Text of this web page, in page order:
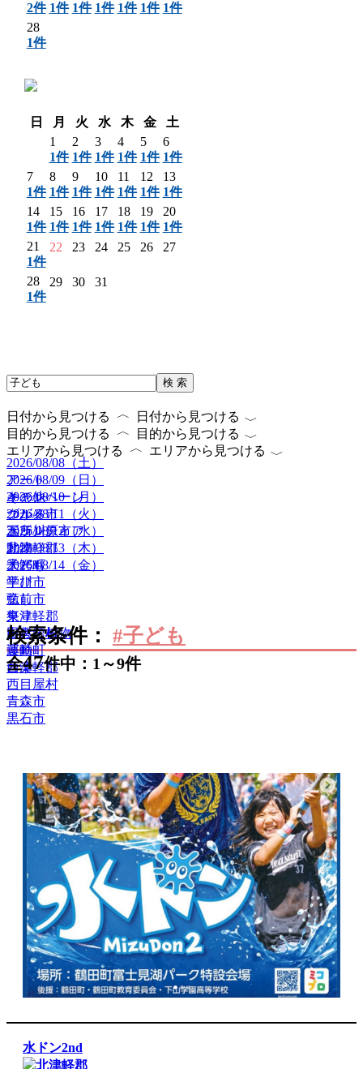
2件 1件 1件 1件 1件 1件 1件
28
1件
日
月 火 水 木 金
土
1
1件
2
1件
3
1件
4
1件
5
1件
6
1件
7
1件
8
1件
9
1件
10
1件
11
1件
12
1件
13
1件
14
1件
15
1件
16
1件
17
1件
18
1件
19
1件
20
1件
21
1件
22 23 24 25 26 27
28
1件
29 30 31
検 索
日付から見つける 〈 日付から見つける 〈
2026/08/08（土）
2026/08/09（日）
2026/08/10（月）
2026/08/11（火）
2026/08/12（水）
2026/08/13（木）
2026/08/14（金）
目的から見つける 〈 目的から見つける 〈
アート
キャンペーン
グルメ
ボランティア
動物
子ども
学び
癒し
祭り
自然・植物
運動
音楽
エリアから見つける 〈 エリアから見つける 〈
その他
つがる市
五所川原市
北津軽郡
大鰐町
平川市
弘前市
東津軽郡
田舎館村
藤崎町
西津軽郡
西目屋村
青森市
黒石市
検索条件： #子ども
全47件中：1～9件
水ドン2nd
北津軽郡